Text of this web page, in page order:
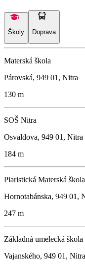
Školy Doprava
Materská škola
Párovská, 949 01, Nitra
130 m
SOŠ Nitra
Osvaldova, 949 01, Nitra
184 m
Piaristická Materská škola
Hornotabánska, 949 01,
247 m
Základná umelecká
Vajanského, 949 01, Nitra